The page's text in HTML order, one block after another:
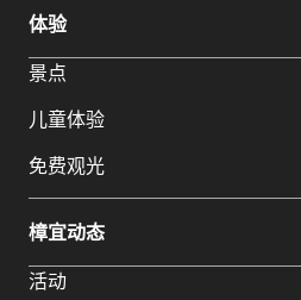
体验
景点
儿童体验
免费观光
樟宜动态
活动